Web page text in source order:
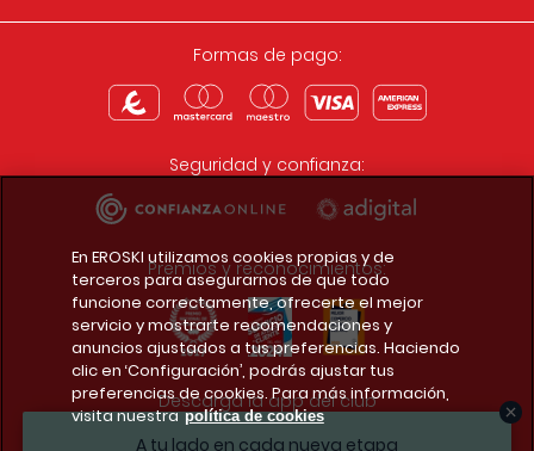
A tu lado en cada nueva etapa
Formas de pago:
Seguridad y confianza:
Premios y reconocimientos:
Descarga la app del club
En EROSKI utilizamos cookies propias y de
terceros para asegurarnos de que todo
funcione correctamente, ofrecerte el mejor
servicio y mostrarte recomendaciones y
anuncios ajustados a tus preferencias. Haciendo
clic en ‘Configuración’, podrás ajustar tus
preferencias de cookies. Para más información,
visita nuestra política de cookies